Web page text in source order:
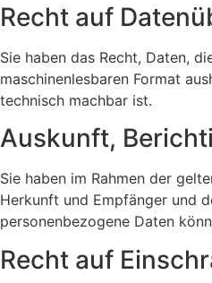
Recht auf
Sie haben das Recht, Daten,
maschinenlesbaren Format
technisch machbar ist.
Auskunft,
Sie haben im Rahmen der
Herkunft und Empfänger und
personenbezogene Daten
Recht auf